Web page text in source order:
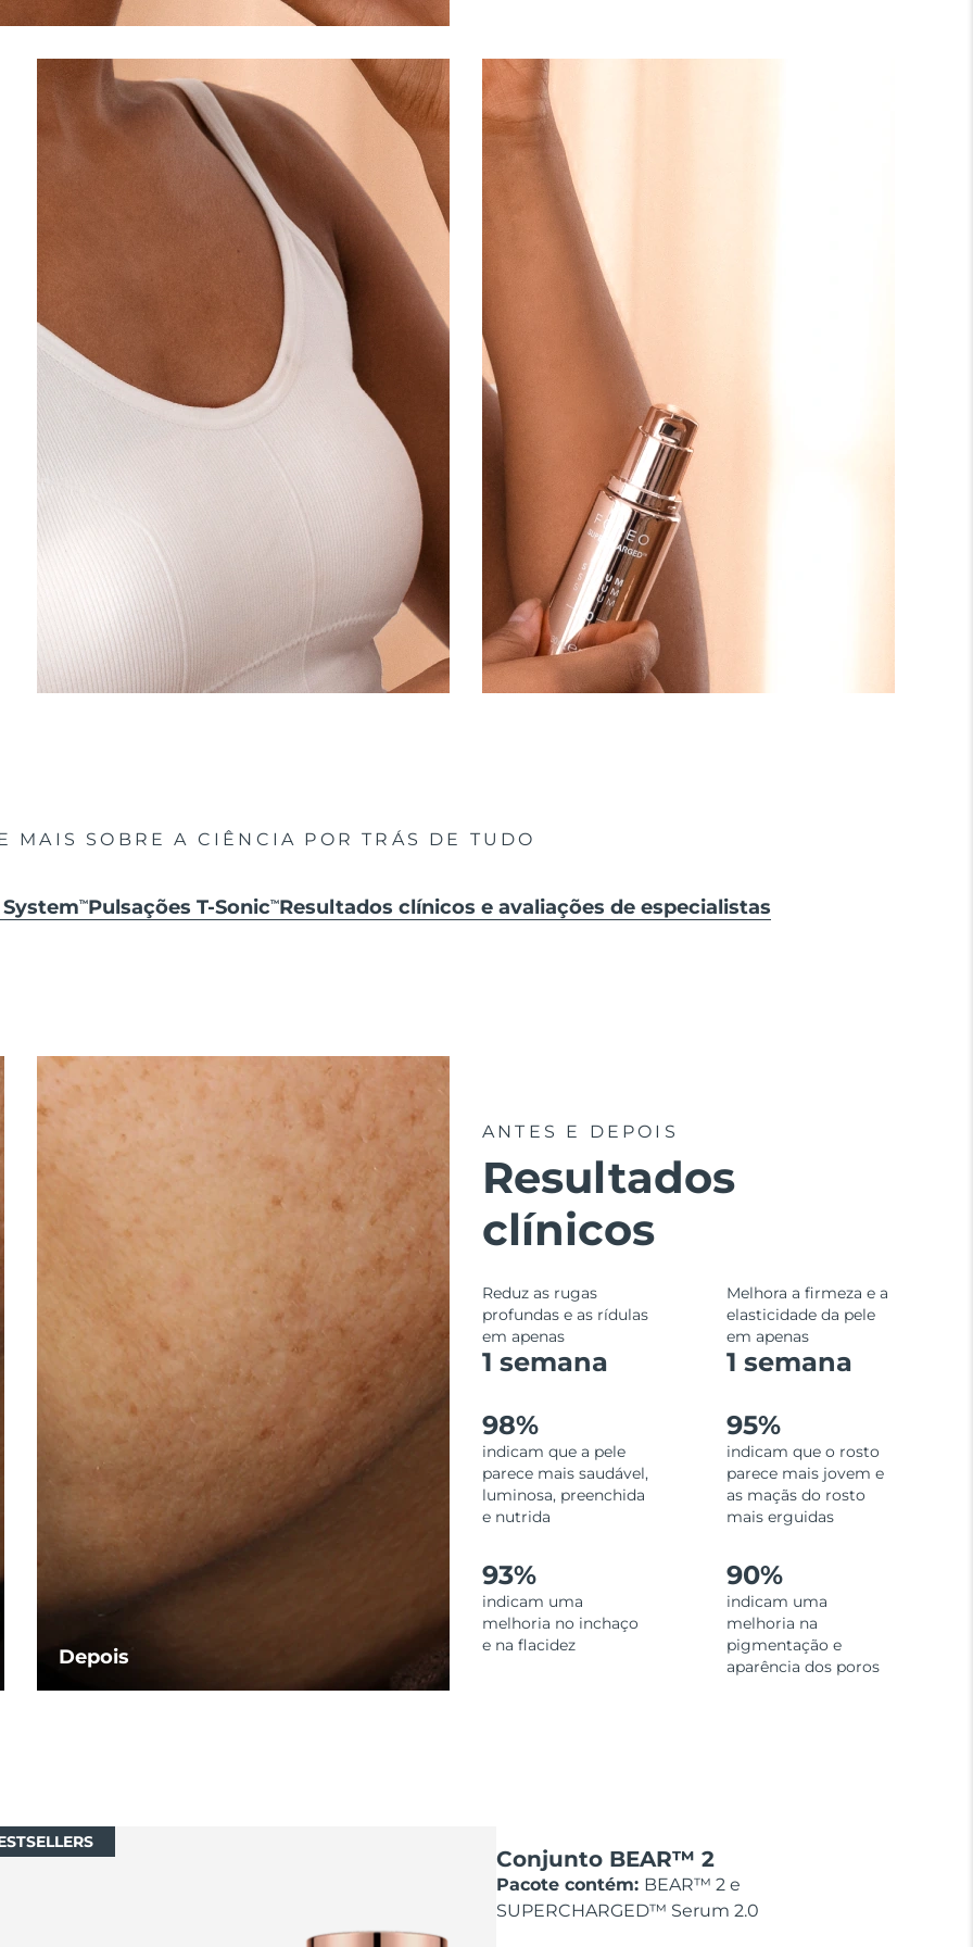
MAIS SOBRE A CIÊNCIA POR TRÁS DE TUDO
TMPulsações T-SonicTMResultados clínicos e avaliações de especialistas
Depois
ANTES E DEPOIS
Resultados
clínicos
Reduz as rugas
profundas e as rídulas
em apenas
1 semana
Melhora a firmeza e a
elasticidade da pele
em apenas
1 semana
98%
indicam que a pele
parece mais saudável,
luminosa, preenchida
e nutrida
95%
indicam que o rosto
parece mais jovem e
as maçãs do rosto
mais erguidas
93%
indicam uma
melhoria no inchaço
e na flacidez
90%
indicam uma
melhoria na
pigmentação e
aparência dos poros
Conjunto BEAR™ 2
Pacote contém: BEAR™ 2 e
SUPERCHARGED™ Serum 2.0